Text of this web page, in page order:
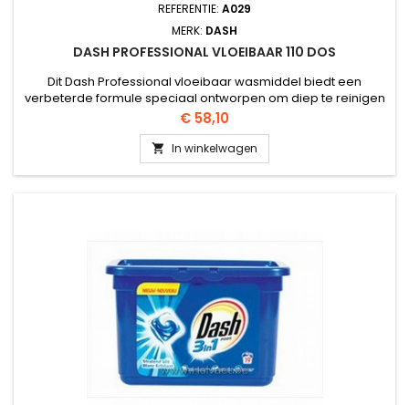
REFERENTIE: A029
MERK: DASH
DASH PROFESSIONAL VLOEIBAAR 110 DOS
Dit Dash Professional vloeibaar wasmiddel biedt een
verbeterde formule speciaal ontworpen om diep te reinigen
en vlekken los te maken. In één wasbeurt, zonder
voorwassen en voorweken, zijn de resultaten opmerkelijk.
Prijs
€ 58,10
 In winkelwagen